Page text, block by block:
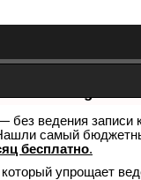
без ведения
самый
бесплатно.
упрощает